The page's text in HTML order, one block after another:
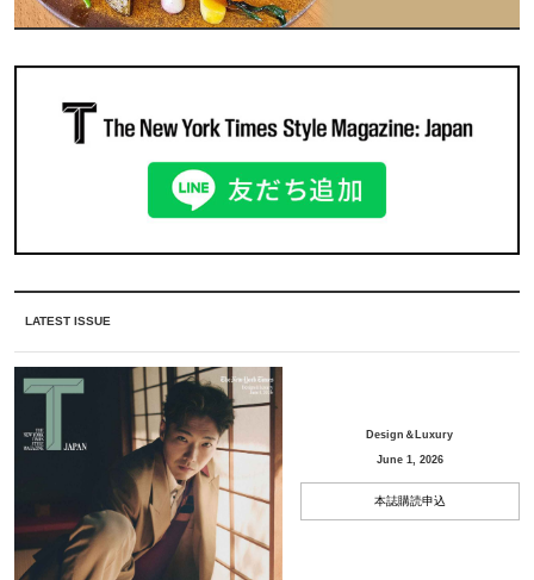
LATEST ISSUE
Design＆Luxury
June 1, 2026
本誌購読申込